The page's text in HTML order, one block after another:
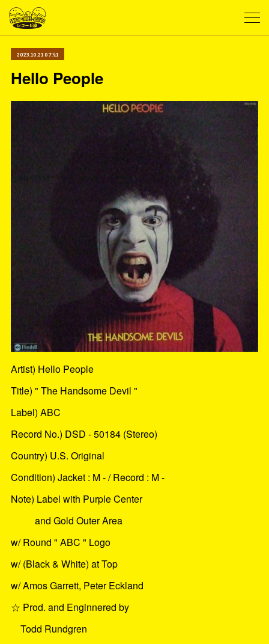
2023.10.21 07:41
Hello People
Artist) Hello People
Title) " The Handsome Devil "
Label) ABC
Record No.) DSD - 50184 (Stereo)
Country) U.S. Original
Condition) Jacket : M - / Record : M -
Note) Label with Purple Center
and Gold Outer Area
w/ Round " ABC " Logo
w/ (Black & White) at Top
w/ Amos Garrett, Peter Eckland
☆ Prod. and Enginnered by
Todd Rundgren